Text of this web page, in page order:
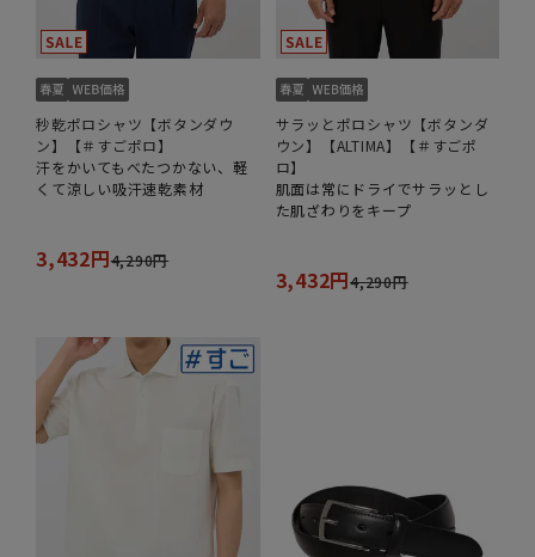
秒乾ポロシャツ【ボタンダウ
ン】【＃すごポロ】
汗をかいてもべたつかない、軽
くて涼しい吸汗速乾素材
3,432円4,290円
サラッとポロシャツ【ボタンダ
ウン】【ALTIMA】【＃すごポ
ロ】
肌面は常にドライでサラッとし
た肌ざわりをキープ
3,432円4,290円